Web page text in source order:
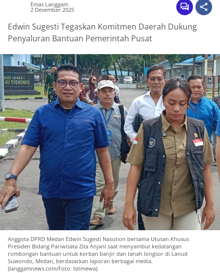
Emas Langgam
2 Desember 2025
Edwin Sugesti Tegaskan Komitmen Daerah Dukung
Penyaluran Bantuan Pemerintah Pusat
Anggota DPRD Medan Edwin Sugesti Nasution bersama Utusan Khusus
Presiden Bidang Pariwisata Zita Anjani saat menyambut kedatangan
rombongan bantuan untuk korban banjir dan tanah longsor di Lanud
Suwondo, Medan, berdasarkan laporan berbagai media.
(langgamnews.com/Foto: Istimewa).